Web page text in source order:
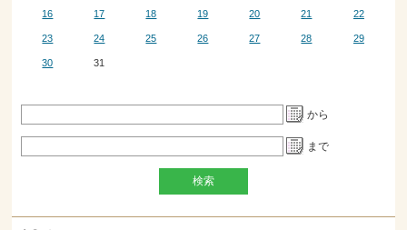
16 17 18 19 20 21 22
23 24 25 26 27 28 29
30 31
から
まで